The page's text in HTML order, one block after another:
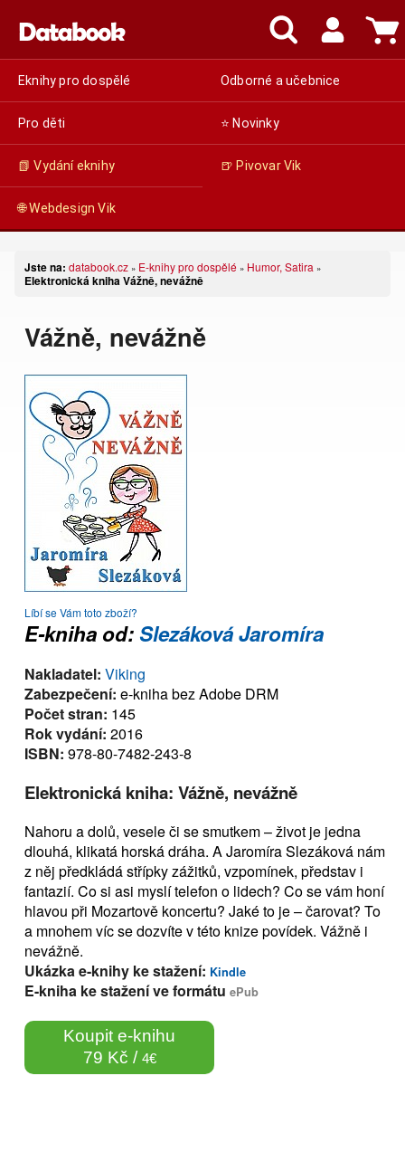
Eknihy pro dospělé Odborné a učebnice
Pro děti ⭐ Novinky
📗 Vydání eknihy 🍺 Pivovar Vik
🌐 Webdesign Vik
Jste na: databook.cz » E-knihy pro dospělé » Humor, Satira »
Elektronická kniha Vážně, nevážně
Vážně, nevážně
Líbí se Vám toto zboží?
E-kniha od:Slezáková Jaromíra
Nakladatel: Viking
Zabezpečení: e-kniha bez Adobe DRM
Počet stran: 145
Rok vydání: 2016
ISBN: 978-80-7482-243-8
Elektronická kniha: Vážně, nevážně
Nahoru a dolů, vesele či se smutkem – život je jedna
dlouhá, klikatá horská dráha. A Jaromíra Slezáková nám
z něj předkládá střípky zážitků, vzpomínek, představ i
fantazií. Co si asi myslí telefon o lidech? Co se vám honí
hlavou při Mozartově koncertu? Jaké to je – čarovat? To
a mnohem víc se dozvíte v této knize povídek. Vážně i
nevážně.
Ukázka e-knihy ke stažení: Kindle
E-kniha ke stažení ve formátu ePub
Koupit e-knihu
79 Kč / 4€